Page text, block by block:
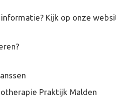
Kijk op onze
Praktijk Malden